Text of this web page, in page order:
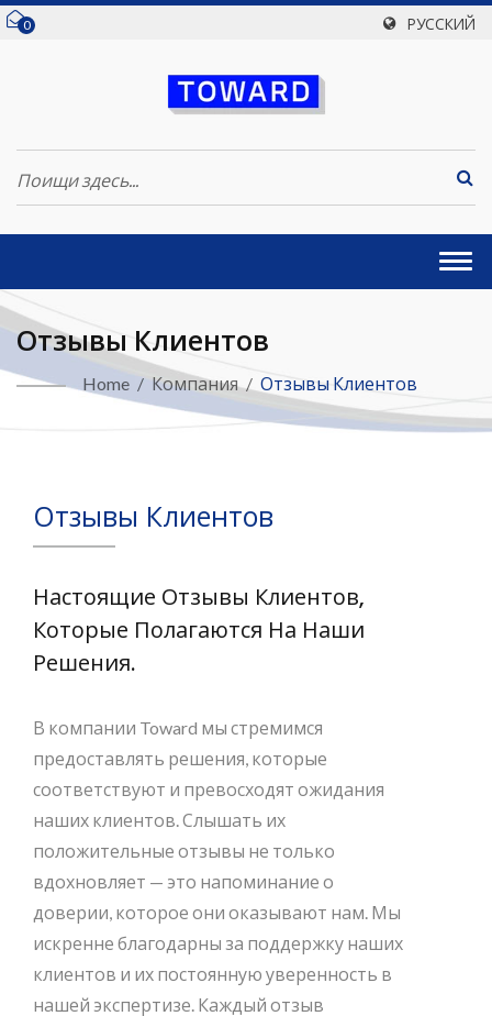
0 РУССКИЙ
Отзывы Клиентов
Home / Компания / Отзывы Клиентов
Отзывы Клиентов
Настоящие Отзывы Клиентов,
Которые Полагаются На Наши
Решения.
В компании Toward мы стремимся
предоставлять решения, которые
соответствуют и превосходят ожидания
наших клиентов. Слышать их
положительные отзывы не только
вдохновляет — это напоминание о
доверии, которое они оказывают нам. Мы
искренне благодарны за поддержку наших
клиентов и их постоянную уверенность в
нашей экспертизе. Каждый отзыв